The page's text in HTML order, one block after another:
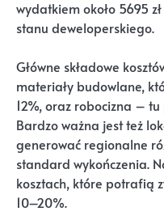
wydatkiem około 5695
stanu deweloperskiego.
Główne składowe
materiały budowlane,
12%, oraz robocizna –
Bardzo ważna jest też
generować regionalne
standard wykończenia.
kosztach, które potrafią
10–20%.